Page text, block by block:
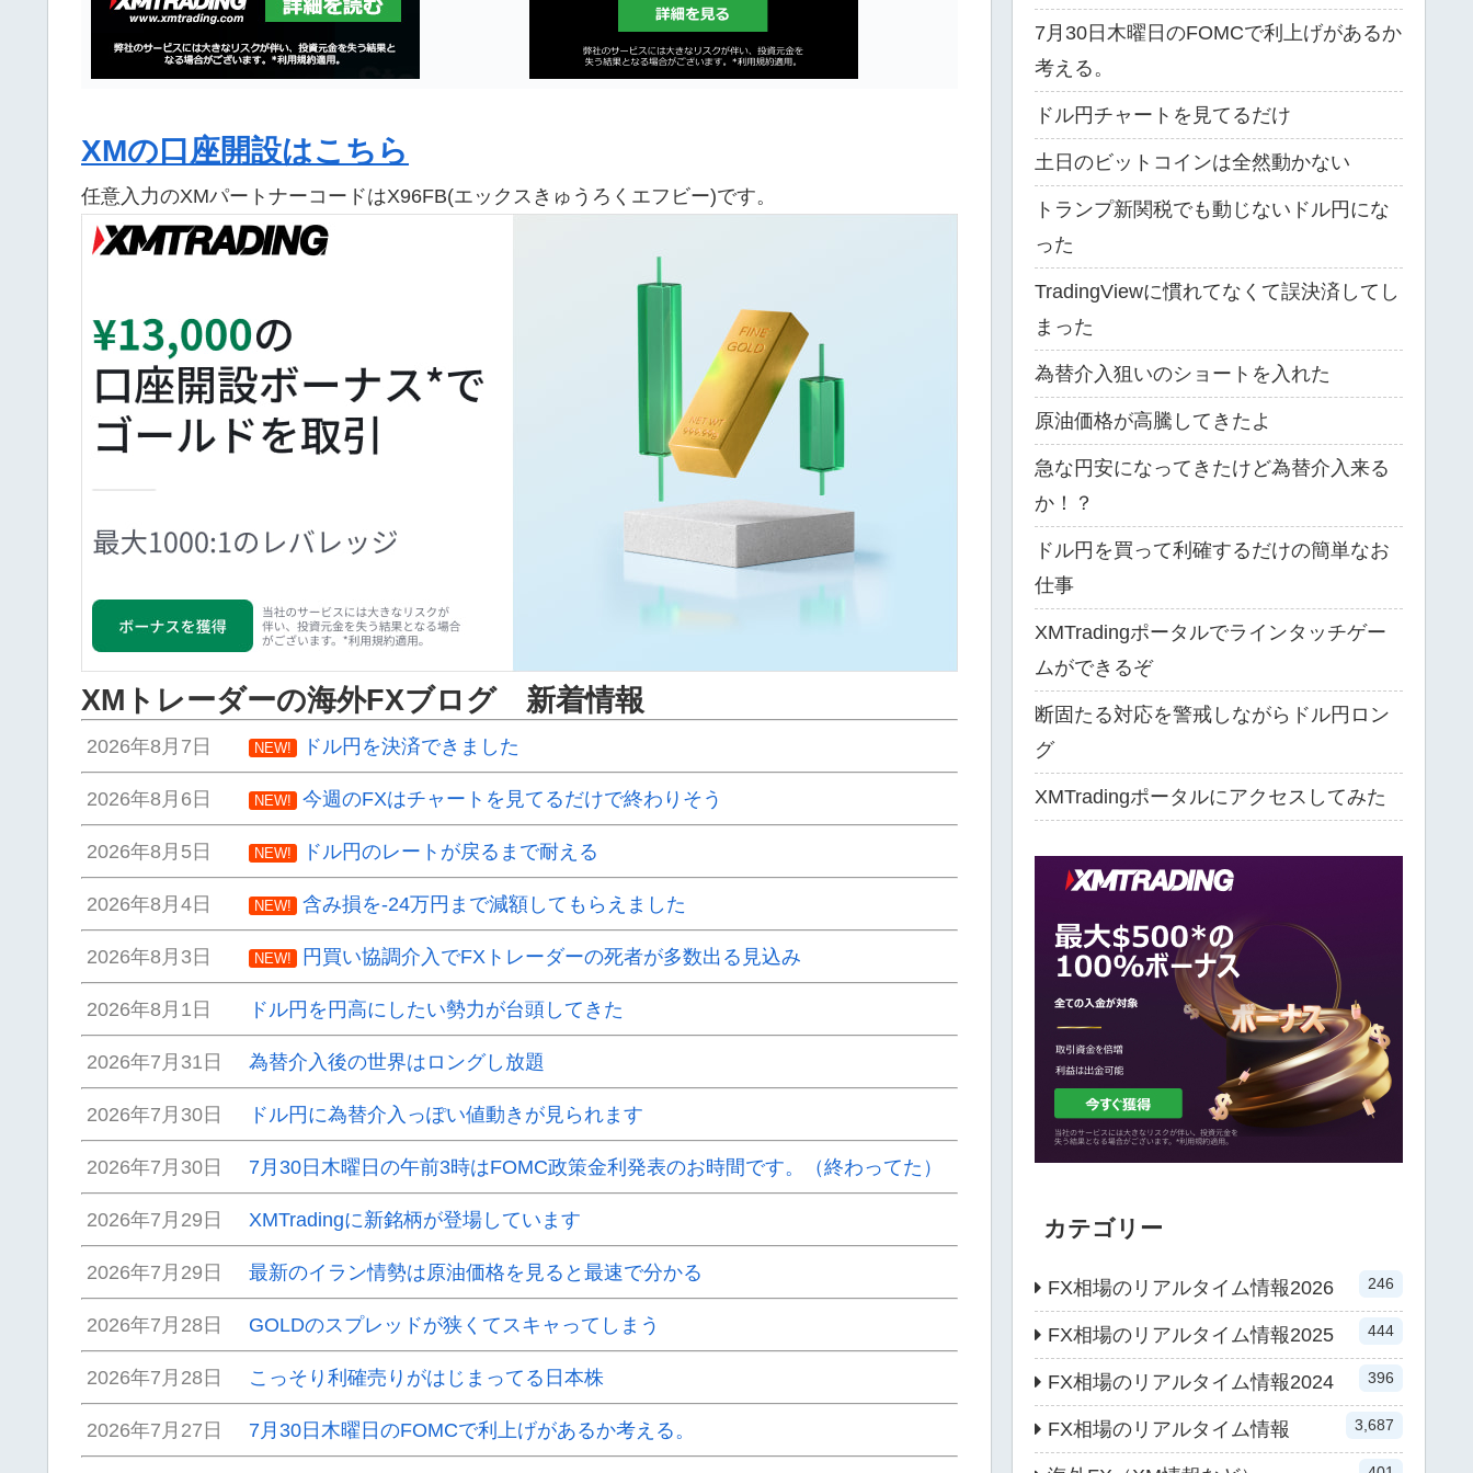
XMの口座開設はこちら
任意入力のXMパートナーコードはX96FB(エックスきゅうろくエフビー)です。
XMトレーダーの海外FXブログ 新着情報
2026年8月7日 NEW! ドル円を決済できました
2026年8月6日 NEW! 今週のFXはチャートを見てるだけで終わりそう
2026年8月5日 NEW! ドル円のレートが戻るまで耐える
2026年8月4日 NEW! 含み損を-24万円まで減額してもらえました
2026年8月3日 NEW! 円買い協調介入でFXトレーダーの死者が多数出る見込み
2026年8月1日 ドル円を円高にしたい勢力が台頭してきた
2026年7月31日 為替介入後の世界はロングし放題
2026年7月30日 ドル円に為替介入っぽい値動きが見られます
2026年7月30日 7月30日木曜日の午前3時はFOMC政策金利発表のお時間です。（終わってた）
2026年7月29日 XMTradingに新銘柄が登場しています
2026年7月29日 最新のイラン情勢は原油価格を見ると最速で分かる
2026年7月28日 GOLDのスプレッドが狭くてスキャってしまう
2026年7月28日 こっそり利確売りがはじまってる日本株
2026年7月27日 7月30日木曜日のFOMCで利上げがあるか考える。
7月30日木曜日のFOMCで利上げがあるか
考える。
ドル円チャートを見てるだけ
土日のビットコインは全然動かない
トランプ新関税でも動じないドル円にな
った
TradingViewに慣れてなくて誤決済してし
まった
為替介入狙いのショートを入れた
原油価格が高騰してきたよ
急な円安になってきたけど為替介入来る
か！？
ドル円を買って利確するだけの簡単なお
仕事
XMTradingポータルでラインタッチゲー
ムができるぞ
断固たる対応を警戒しながらドル円ロン
グ
XMTradingポータルにアクセスしてみた
カテゴリー
FX相場のリアルタイム情報2026 246
FX相場のリアルタイム情報2025 444
FX相場のリアルタイム情報2024 396
FX相場のリアルタイム情報 3,687